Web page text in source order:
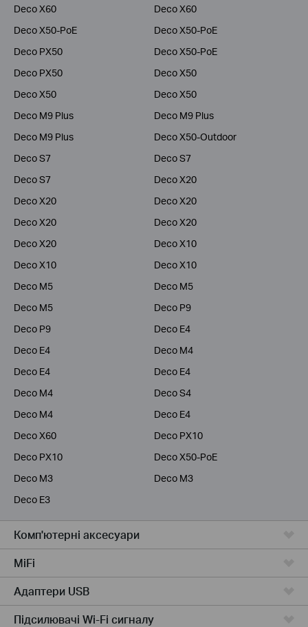
Deco X60
Deco X60
Deco X50-PoE
Deco X50-PoE
Deco PX50
Deco X50-PoE
Deco PX50
Deco X50
Deco X50
Deco X50
Deco M9 Plus
Deco M9 Plus
Deco M9 Plus
Deco X50-Outdoor
Deco S7
Deco S7
Deco S7
Deco X20
Deco X20
Deco X20
Deco X20
Deco X20
Deco X20
Deco X10
Deco X10
Deco X10
Deco M5
Deco M5
Deco M5
Deco P9
Deco P9
Deco E4
Deco E4
Deco M4
Deco E4
Deco E4
Deco M4
Deco S4
Deco M4
Deco E4
Deco X60
Deco PX10
Deco PX10
Deco X50-PoE
Deco M3
Deco M3
Deco E3
Комп'ютернi аксесуари
MiFi
Адаптери USB
Підсилювачi Wi-Fi сигналу